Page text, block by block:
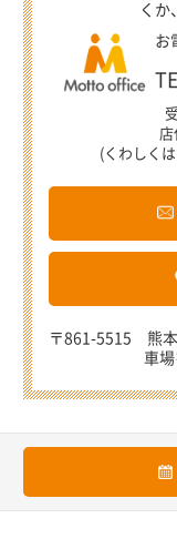
くか
お
店
(くわしく
〒861-5515 熊本
車